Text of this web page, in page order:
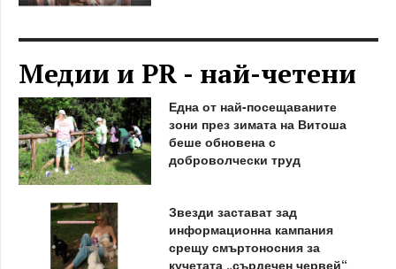
Медии и PR - най-четени
Една от най-посещаваните
зони през зимата на Витоша
беше обновена с
доброволчески труд
Звезди застават зад
информационна кампания
срещу смъртоносния за
кучетата „сърдечен червей“